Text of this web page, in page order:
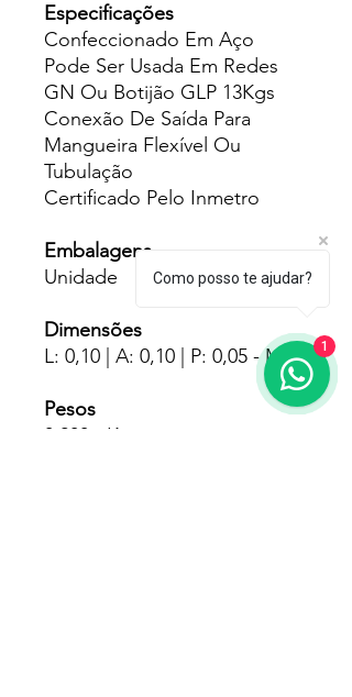
Especificações
Confeccionado Em Aço
Pode Ser Usada Em Redes
GN Ou Botijão GLP 13Kgs
Conexão De Saída Para
Mangueira Flexível Ou
Tubulação
Certificado Pelo Inmetro
Embalagens
Unidade
Dimensões
L: 0,10 | A: 0,10 | P: 0,05 - Mts
Pesos
0.200 - Kgs
Como posso te ajudar?
1